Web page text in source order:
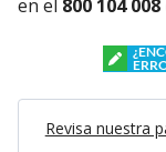
en el 800 104
Revisa nuestra